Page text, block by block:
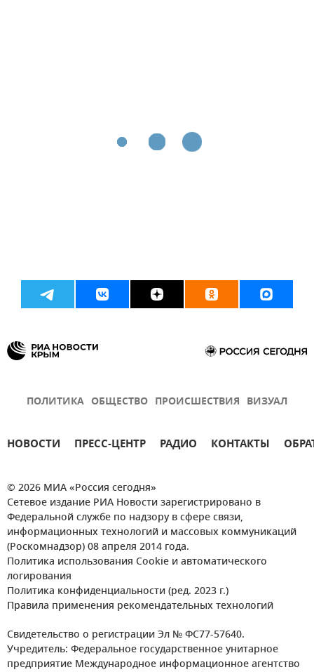
ПОЛИТИКА ОБЩЕСТВО ПРОИСШЕСТВИЯ ВИЗУАЛ
НОВОСТИ ПРЕСС-ЦЕНТР РАДИО КОНТАКТЫ
© 2026 МИА «Россия сегодня»
Сетевое издание РИА Новости зарегистрировано в
Федеральной службе по надзору в сфере связи,
информационных технологий и массовых коммуникаций
(Роскомнадзор) 08 апреля 2014 года.
Политика использования Cookie и автоматического
логирования
Политика конфиденциальности (ред. 2023 г.)
Правила применения рекомендательных технологий
Свидетельство о регистрации Эл № ФС77-57640.
Учредитель: Федеральное государственное унитарное
предприятие Международное информационное агентство